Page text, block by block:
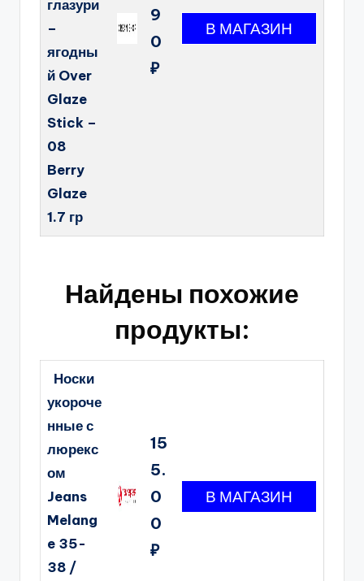
глазури
–
ягодны
й Over
Glaze
Stick –
08
Berry
Glaze
1.7 гр
9
0
₽
Найдены похожие
продукты:
Носки
укороче
нные с
люрекс
ом
Jeans
Melang
e 35-
38 /
15
5.
0
0
₽